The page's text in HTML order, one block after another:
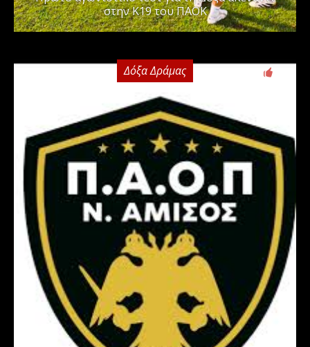
στην Κ19 του ΠΑΟΚ
Δόξα Δράμας